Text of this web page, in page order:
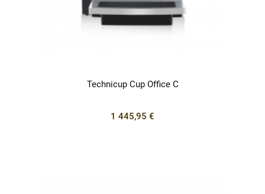
Technicup Cup Office C
1 445,95 €